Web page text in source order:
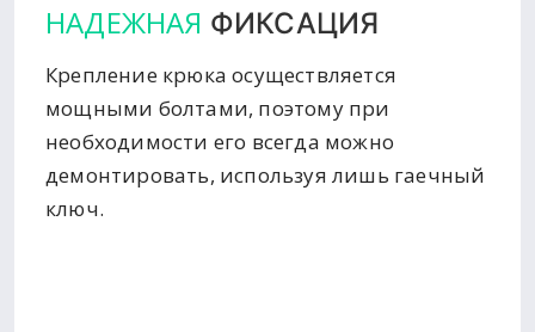
НАДЕЖНАЯ ФИКСАЦИЯ
Крепление крюка осуществляется
мощными болтами, поэтому при
необходимости его всегда можно
демонтировать, используя лишь гаечный
ключ.